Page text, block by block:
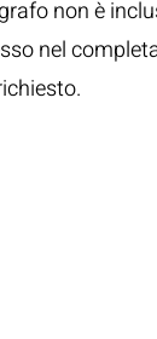
non è
nel